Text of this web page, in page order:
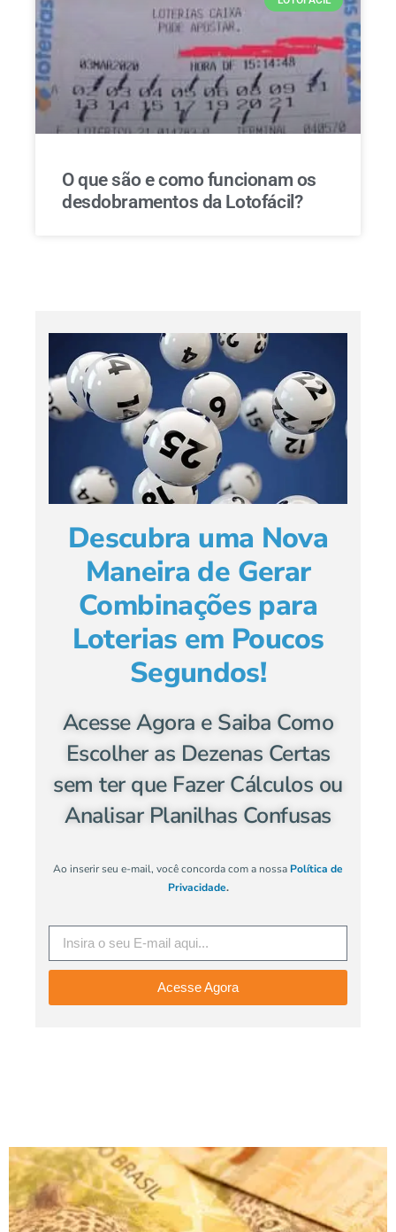
O que são e como funcionam os
desdobramentos da Lotofácil?
Descubra uma Nova
Maneira de Gerar
Combinações para
Loterias em Poucos
Segundos!
Acesse Agora e Saiba Como
Escolher as Dezenas Certas
sem ter que Fazer Cálculos ou
Analisar Planilhas Confusas
Ao inserir seu e-mail, você concorda com a nossa Política de
Privacidade.
Acesse Agora